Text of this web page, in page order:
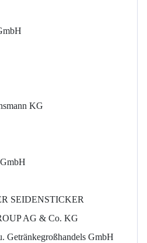
KG
SEIDENSTICKER
AG & Co. KG
Getränkegroßhandels GmbH